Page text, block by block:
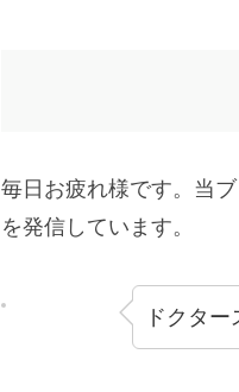
毎日お疲れ様です。当
を発信しています。
ドクタ